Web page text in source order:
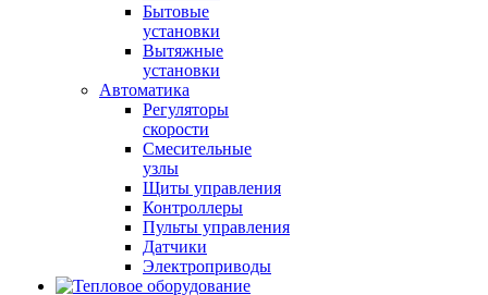
Бытовые
установки
Вытяжные
установки
Автоматика
Регуляторы
скорости
Смесительные
узлы
Щиты управления
Контроллеры
Пульты управления
Датчики
Электроприводы